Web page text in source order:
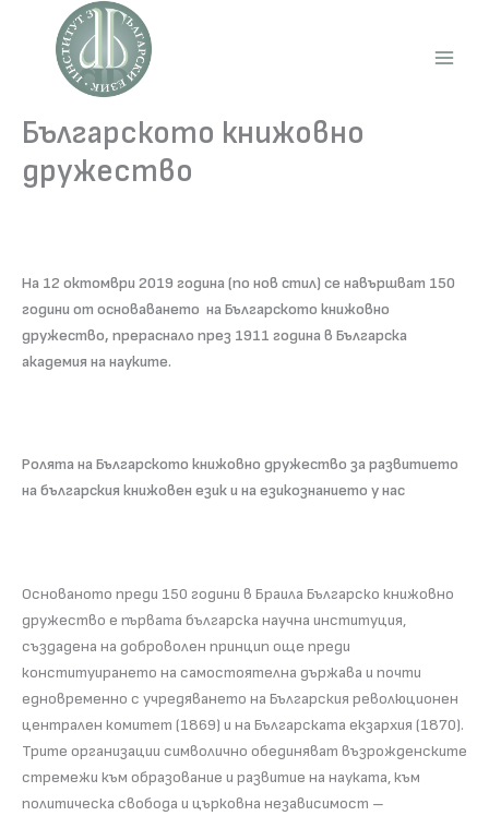
content
Българското книжовно
дружество
На 12 октомври 2019 година (по нов стил) се навършват 150
години от основаването на Българското книжовно
дружество, прераснало през 1911 година в Българска
академия на науките.
Ролята на Българското книжовно дружество за развитието
на българския книжовен език и на езикознанието у нас
Основаното преди 150 години в Браила Българско книжовно
дружество е първата българска научна институция,
създадена на доброволен принцип още преди
конституирането на самостоятелна държава и почти
едновременно с учредяването на Българския революционен
централен комитет (1869) и на Българската екзархия (1870).
Трите организации символично обединяват възрожденските
стремежи към образование и развитие на науката, към
политическа свобода и църковна независимост –